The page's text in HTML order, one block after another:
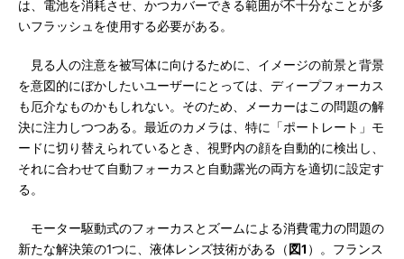
は、電池を消耗させ、かつカバーできる範囲が不十分なことが多
いフラッシュを使用する必要がある。
見る人の注意を被写体に向けるために、イメージの前景と背景
を意図的にぼかしたいユーザーにとっては、ディープフォーカス
も厄介なものかもしれない。そのため、メーカーはこの問題の解
決に注力しつつある。最近のカメラは、特に「ポートレート」モ
ードに切り替えられているとき、視野内の顔を自動的に検出し、
それに合わせて自動フォーカスと自動露光の両方を適切に設定す
る。
モーター駆動式のフォーカスとズームによる消費電力の問題の
新たな解決策の1つに、液体レンズ技術がある（ 図1 ）。フランス